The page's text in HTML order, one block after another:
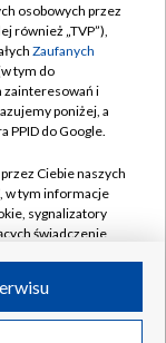
osobowych przez
również „TVP”),
Zaufanych
tym do
zainteresowań i
poniżej, a
PPID do Google.
Ciebie naszych
w tym informacje
sygnalizatory
świadczenie
Ciebie